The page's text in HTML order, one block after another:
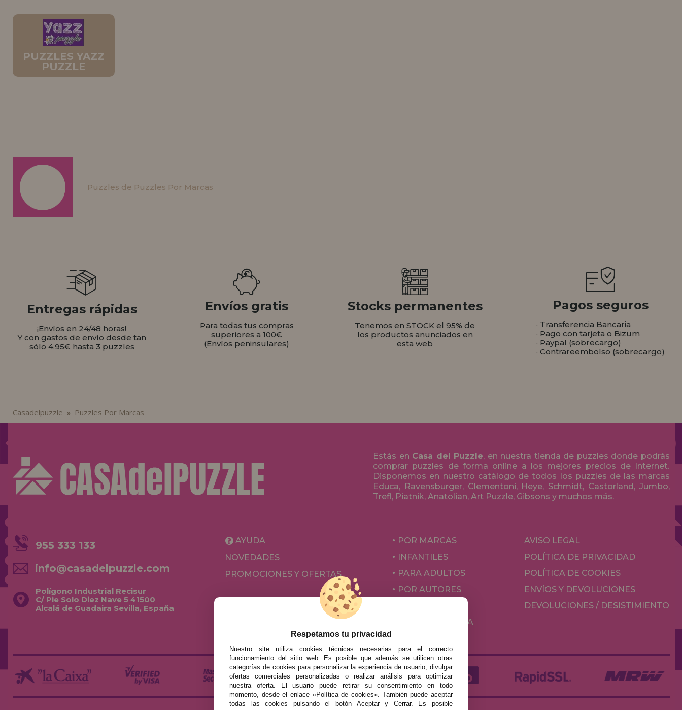
PUZZLES YAZZ
PUZZLE
Puzzles de Puzzles Por Marcas
Entregas rápidas
¡Envíos en 24/48 horas!
Y con gastos de envío desde tan
sólo 4,95€ hasta 3 puzzles
Envíos gratis
Para todas tus compras
superiores a 100€
(Envíos peninsulares)
Stocks permanentes
Tenemos en STOCK el 95% de
los productos anunciados en
esta web
Pagos seguros
· Transferencia Bancaria
· Pago con tarjeta o Bizum
· Paypal (sobrecargo)
· Contrareembolso (sobrecargo)
Casadelpuzzle » Puzzles Por Marcas
Estás en Casa del Puzzle, en nuestra tienda de puzzles donde podrás
comprar puzzles de forma online a los mejores precios de Internet.
Disponemos en nuestro catálogo de todos los puzzles de las marcas
Educa, Ravensburger, Clementoni, Heye, Schmidt, Castorland, Jumbo,
Trefl, Piatnik, Anatolian, Art Puzzle, Gibsons y muchos más.
955 333 133
info@casadelpuzzle.com
Polígono Industrial Recisur
C/ Pie Solo Diez Nave 5 41500
Alcalá de Guadaira Sevilla, España
AYUDA
NOVEDADES
PROMOCIONES Y OFERTAS
POR MARCAS
INFANTILES
PARA ADULTOS
POR AUTORES
JUEGOS DE MESA
AVISO LEGAL
POLÍTICA DE PRIVACIDAD
POLÍTICA DE COOKIES
ENVÍOS Y DEVOLUCIONES
DEVOLUCIONES / DESISTIMIENTO
Respetamos tu privacidad
Nuestro site utiliza cookies técnicas necesarias para el correcto
funcionamiento del sitio web. Es posible que además se utilicen otras
categorías de cookies para personalizar la experiencia de usuario, divulgar
ofertas comerciales personalizadas o realizar análisis para optimizar
nuestra oferta. El usuario puede retirar su consentimiento en todo
momento, desde el enlace «Política de cookies». También puede aceptar
todas las cookies pulsando el botón Aceptar y Cerrar. Es posible